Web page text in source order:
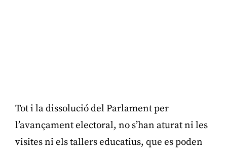
Tot i la dissolució del Parlament per
l’avançament electoral, no s’han aturat ni les
visites ni els tallers educatius, que es poden